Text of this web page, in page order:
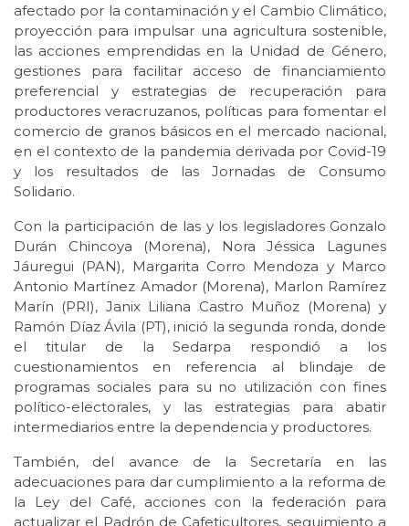
afectado por la contaminación y el Cambio Climático,
proyección para impulsar una agricultura sostenible,
las acciones emprendidas en la Unidad de Género,
gestiones para facilitar acceso de financiamiento
preferencial y estrategias de recuperación para
productores veracruzanos, políticas para fomentar el
comercio de granos básicos en el mercado nacional,
en el contexto de la pandemia derivada por Covid-19
y los resultados de las Jornadas de Consumo
Solidario.
Con la participación de las y los legisladores Gonzalo
Durán Chincoya (Morena), Nora Jéssica Lagunes
Jáuregui (PAN), Margarita Corro Mendoza y Marco
Antonio Martínez Amador (Morena), Marlon Ramírez
Marín (PRI), Janix Liliana Castro Muñoz (Morena) y
Ramón Díaz Ávila (PT), inició la segunda ronda, donde
el titular de la Sedarpa respondió a los
cuestionamientos en referencia al blindaje de
programas sociales para su no utilización con fines
político-electorales, y las estrategias para abatir
intermediarios entre la dependencia y productores.
También, del avance de la Secretaría en las
adecuaciones para dar cumplimiento a la reforma de
la Ley del Café, acciones con la federación para
actualizar el Padrón de Cafeticultores, seguimiento a